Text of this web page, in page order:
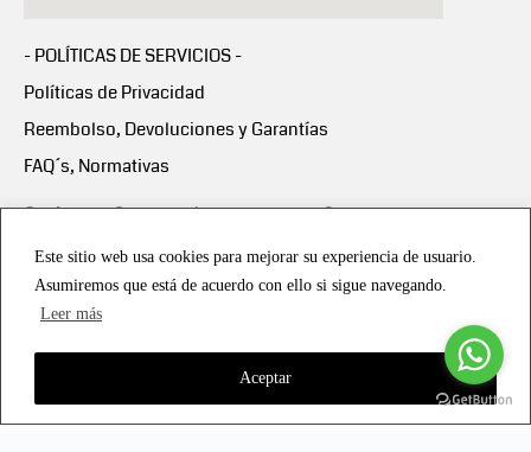
Este sitio web usa cookies para mejorar su experiencia de usuario.
Asumiremos que está de acuerdo con ello si sigue navegando.
Leer más
Aceptar
- POLÍTICAS DE SERVICIOS -
Políticas de Privacidad
Reembolso, Devoluciones y Garantías
FAQ´s, Normativas
Scalapay:Compra ahora y paga en 3 cuotas
Scalapay Política Privacidad
Copyright © 2021 all rights reserved - Vialmotor